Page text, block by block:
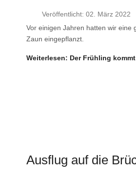
Veröffentlicht: 02. März 2022
Vor einigen Jahren hatten wir eine
Zaun eingepflanzt.
Weiterlesen: Der Frühling kommt
Ausflug auf die